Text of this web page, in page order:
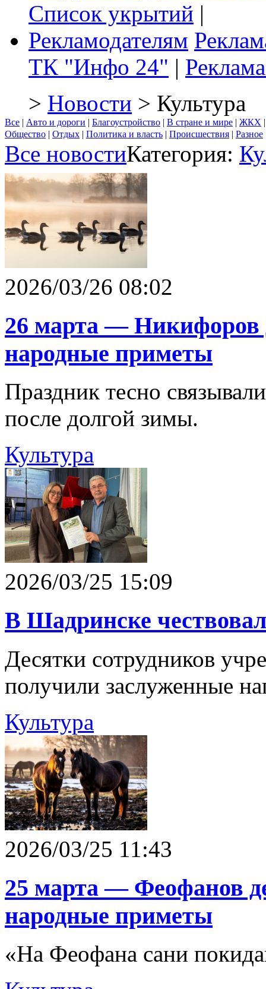
Список укрытий |
Рекламодателям
ТК "Инфо 24" |
> Новости > Культура
Все | Авто и дороги | Благоустройство | В стране и мире | ЖКХ
Общество | Отдых | Политика и власть | Происшествия | Разное
Все новостиКатегория:
2026/03/26 08:02
26 марта — Никифоров
народные приметы
Праздник тесно
после долгой зимы.
Культура
2026/03/25 15:09
В Шадринске
Десятки сотрудников
получили заслуженные
Культура
2026/03/25 11:43
25 марта — Феофанов
народные приметы
«На Феофана сани